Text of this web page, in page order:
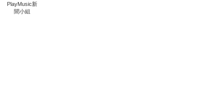
PlayMusic新
聞小組